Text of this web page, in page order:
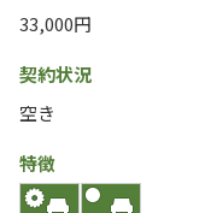
33,000円
契約状況
空き
特徴